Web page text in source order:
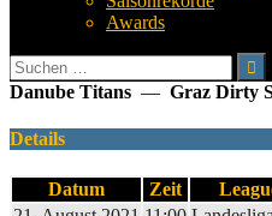
Awards
Suchen
nach:
Danube Titans — Graz Dirty
Details
Datum Zeit